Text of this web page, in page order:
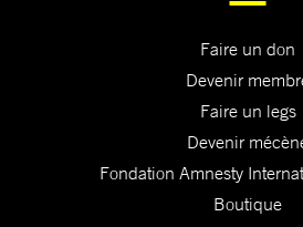
Faire un don
Devenir
Faire un legs
Devenir
Fondation Amnesty
Boutique